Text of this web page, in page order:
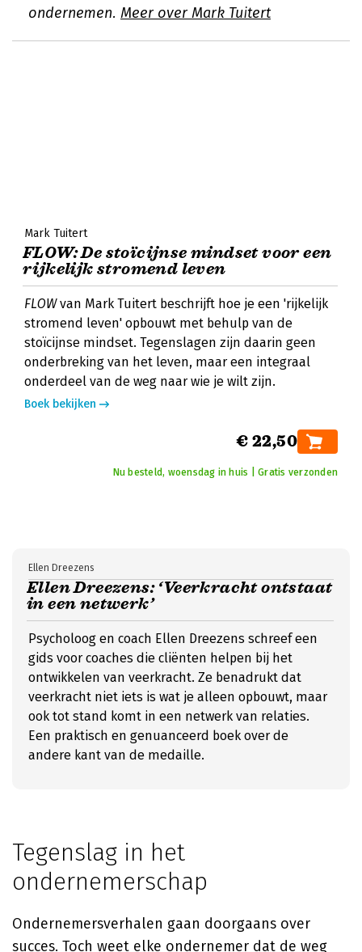
ondernemen. Meer over Mark Tuitert
Mark Tuitert
FLOW: De stoïcijnse mindset voor een
rijkelijk stromend leven
FLOWvan Mark Tuitert beschrijft hoe je een 'rijkelijk
stromend leven' opbouwt met behulp van de
stoïcijnse mindset. Tegenslagen zijn daarin geen
onderbreking van het leven, maar een integraal
onderdeel van de weg naar wie je wilt zijn.
Boek bekijken
€ 22,50
Nu besteld, woensdag in huis | Gratis verzonden
Ellen Dreezens: ‘Veerkracht ontstaat
in een netwerk’
Ellen Dreezens
Psycholoog en coach Ellen Dreezens schreef een
gids voor coaches die cliënten helpen bij het
ontwikkelen van veerkracht. Ze benadrukt dat
veerkracht niet iets is wat je alleen opbouwt, maar
ook tot stand komt in een netwerk van relaties.
Een praktisch en genuanceerd boek over de
andere kant van de medaille.
Tegenslag in het
ondernemerschap
Ondernemersverhalen gaan doorgaans over
succes. Toch weet elke ondernemer dat de weg